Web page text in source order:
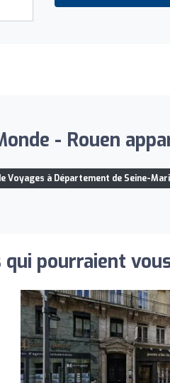
- Rouen
Voyages à Département de Seine-
qui pourraient